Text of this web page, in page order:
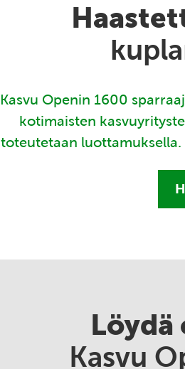
Kasvu Openin 1600
kotimaisten
toteutetaan
Löydä
Kasvu